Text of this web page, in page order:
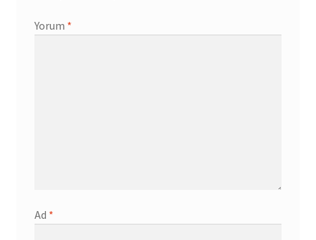
Yorum *
Ad *